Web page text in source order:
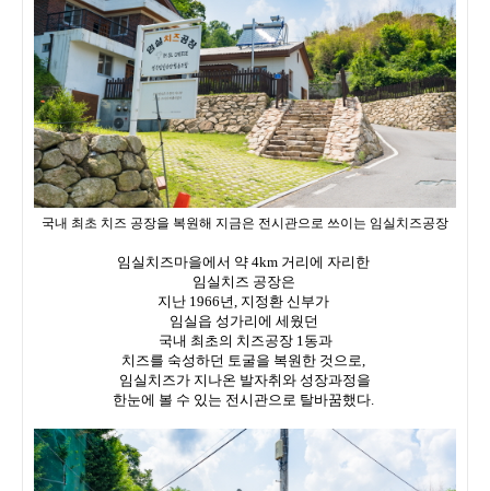
국내 최초 치즈 공장을 복원해 지금은 전시관으로 쓰이는 임실치즈공장
임실치즈마을에서 약 4km 거리에 자리한
임실치즈 공장은
지난 1966년, 지정환 신부가
임실읍 성가리에 세웠던
국내 최초의 치즈공장 1동과
치즈를 숙성하던 토굴을 복원한 것으로,
임실치즈가 지나온 발자취와 성장과정을
한눈에 볼 수 있는 전시관으로 탈바꿈했다.